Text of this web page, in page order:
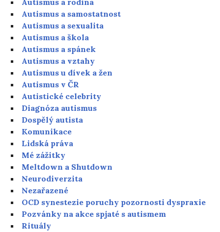
Autismus a samostatnost
Autismus a sexualita
Autismus a škola
Autismus a spánek
Autismus a vztahy
Autismus u dívek a žen
Autismus v ČR
Autistické celebrity
Diagnóza autismus
Dospělý autista
Komunikace
Lidská práva
Mé zážitky
Meltdown a Shutdown
Neurodiverzita
Nezařazené
OCD synestezie poruchy pozornosti dyspraxie
Pozvánky na akce spjaté s autismem
Rituály